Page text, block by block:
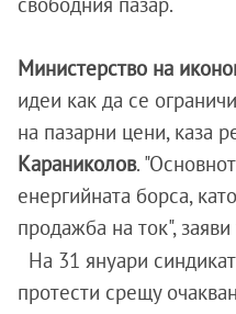
Министерство на
идеи как да се
на пазарни цени, каза
Караниколов.
енергийната борса,
продажба на ток", заяви
На 31 януари
протести срещу